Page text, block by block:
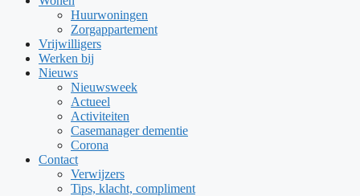
Huurwoningen
Zorgappartement
Vrijwilligers
Werken bij
Nieuws
Nieuwsweek
Actueel
Activiteiten
Casemanager dementie
Corona
Contact
Verwijzers
Tips, klacht, compliment